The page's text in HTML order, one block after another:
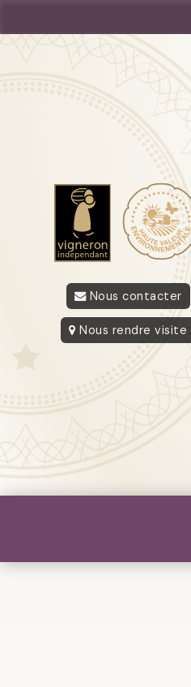
Nous contacter
Nous rendre visite